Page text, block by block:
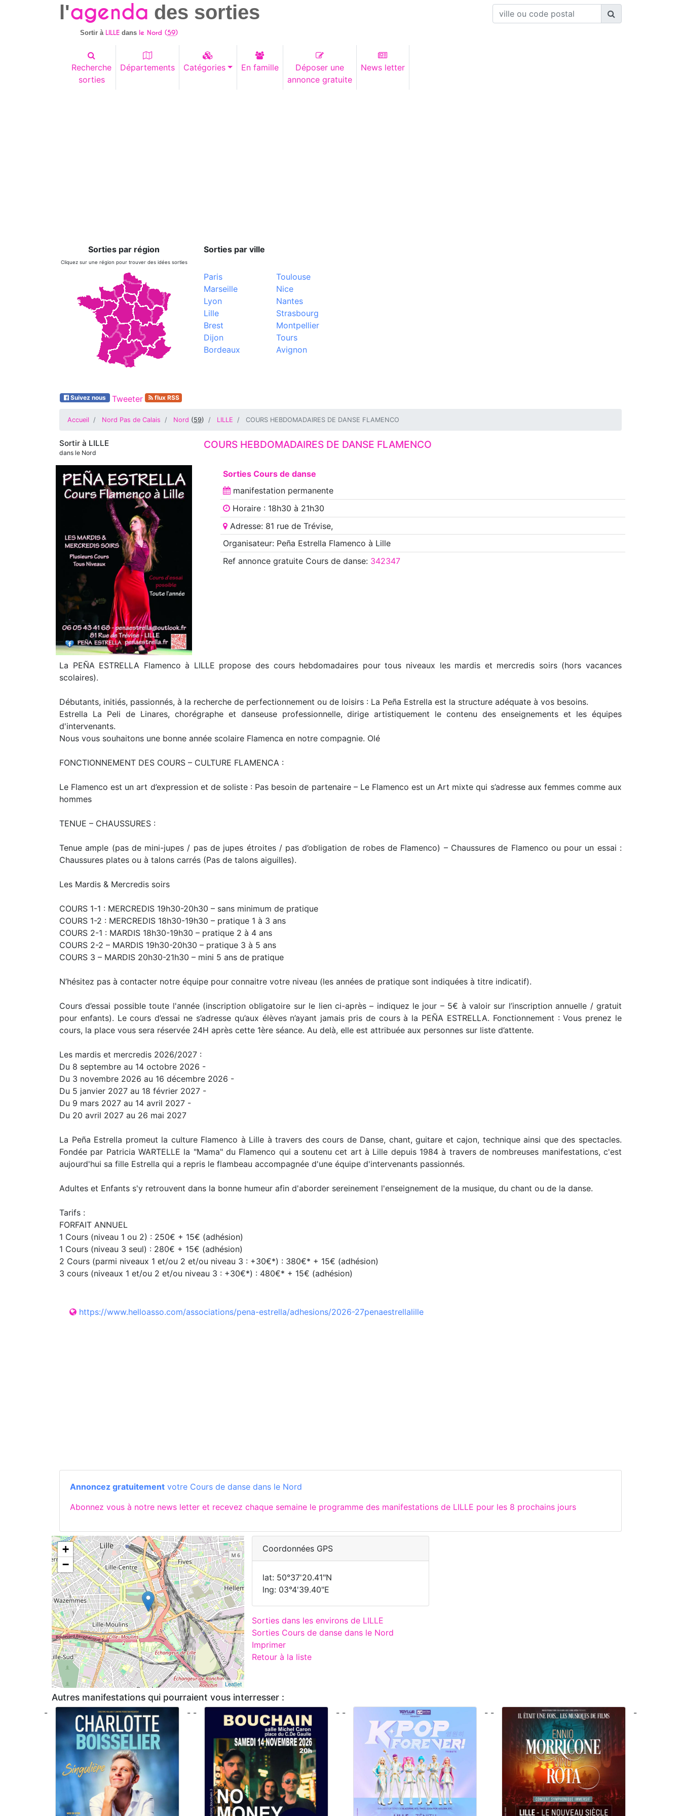
l'agenda des sorties
Sortir à LILLE dans le Nord (59)
Recherche
sorties
Départements Catégories En famille
Déposer une
annonce gratuite
News letter
Sorties par région
Cliquez sur une région pour trouver des idées sorties
Sorties par ville
Paris
Marseille
Lyon
Lille
Brest
Dijon
Bordeaux
Toulouse
Nice
Nantes
Strasbourg
Montpellier
Tours
Avignon
Suivez nous Tweeter flux RSS
Accueil Nord Pas de Calais Nord (59) LILLE COURS HEBDOMADAIRES DE DANSE FLAMENCO
Sortir à LILLE
dans le Nord
COURS HEBDOMADAIRES DE DANSE FLAMENCO
Sorties Cours de danse
manifestation permanente
Horaire : 18h30 à 21h30
Adresse: 81 rue de Trévise,
Organisateur: Peña Estrella Flamenco à Lille
Ref annoncegratuite Cours de danse: 342347
La PEÑA ESTRELLA Flamenco à LILLE propose des cours hebdomadaires pour tous niveaux les mardis et mercredis soirs (hors vacances
scolaires).
Débutants, initiés, passionnés, à la recherche de perfectionnement ou de loisirs : La Peña Estrella est la structure adéquate à vos besoins.
Estrella La Peli de Linares, chorégraphe et danseuse professionnelle, dirige artistiquement le contenu des enseignements et les équipes
d'intervenants.
Nous vous souhaitons une bonne année scolaire Flamenca en notre compagnie. Olé
FONCTIONNEMENT DES COURS – CULTURE FLAMENCA :
Le Flamenco est un art d’expression et de soliste : Pas besoin de partenaire – Le Flamenco est un Art mixte qui s’adresse aux femmes comme aux
hommes
TENUE – CHAUSSURES :
Tenue ample (pas de mini-jupes / pas de jupes étroites / pas d’obligation de robes de Flamenco) – Chaussures de Flamenco ou pour un essai :
Chaussures plates ou à talons carrés (Pas de talons aiguilles).
Les Mardis & Mercredis soirs
COURS 1-1 : MERCREDIS 19h30-20h30 – sans minimum de pratique
COURS 1-2 : MERCREDIS 18h30-19h30 – pratique 1 à 3 ans
COURS 2-1 : MARDIS 18h30-19h30 – pratique 2 à 4 ans
COURS 2-2 – MARDIS 19h30-20h30 – pratique 3 à 5 ans
COURS 3 – MARDIS 20h30-21h30 – mini 5 ans de pratique
N’hésitez pas à contacter notre équipe pour connaitre votre niveau (les années de pratique sont indiquées à titre indicatif).
Cours d’essai possible toute l'année (inscription obligatoire sur le lien ci-après – indiquez le jour – 5€ à valoir sur l’inscription annuelle / gratuit
pour enfants). Le cours d’essai ne s’adresse qu’aux élèves n’ayant jamais pris de cours à la PEÑA ESTRELLA. Fonctionnement : Vous prenez le
cours, la place vous sera réservée 24H après cette 1ère séance. Au delà, elle est attribuée aux personnes sur liste d’attente.
Les mardis et mercredis 2026/2027 :
Du 8 septembre au 14 octobre 2026 -
Du 3 novembre 2026 au 16 décembre 2026 -
Du 5 janvier 2027 au 18 février 2027 -
Du 9 mars 2027 au 14 avril 2027 -
Du 20 avril 2027 au 26 mai 2027
La Peña Estrella promeut la culture Flamenco à Lille à travers des cours de Danse, chant, guitare et cajon, technique ainsi que des spectacles.
Fondée par Patricia WARTELLE la "Mama" du Flamenco qui a soutenu cet art à Lille depuis 1984 à travers de nombreuses manifestations, c'est
aujourd'hui sa fille Estrella qui a repris le flambeau accompagnée d'une équipe d'intervenants passionnés.
Adultes et Enfants s'y retrouvent dans la bonne humeur afin d'aborder sereinement l'enseignement de la musique, du chant ou de la danse.
Tarifs :
FORFAIT ANNUEL
1 Cours (niveau 1 ou 2) : 250€ + 15€ (adhésion)
1 Cours (niveau 3 seul) : 280€ + 15€ (adhésion)
2 Cours (parmi niveaux 1 et/ou 2 et/ou niveau 3 : +30€*) : 380€* + 15€ (adhésion)
3 cours (niveaux 1 et/ou 2 et/ou niveau 3 : +30€*) : 480€* + 15€ (adhésion)
https://www.helloasso.com/associations/pena-estrella/adhesions/2026-27penaestrellalille
Annoncez gratuitement votre Cours de danse dans le Nord
Abonnez vous à notre news letter et recevez chaque semaine le programme des manifestations de LILLE pour les 8 prochains jours
+
−
Leaflet
Coordonnées GPS
lat: 50°37'20.41"N
lng: 03°4'39.40"E
Sorties dans les environs de LILLE
Sorties Cours de danse dans le Nord
Imprimer
Retour à la liste
Autres manifestations qui pourraient vous interresser :
- - - - - - - -